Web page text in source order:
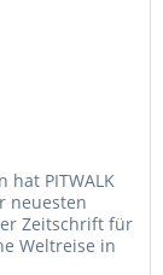
PITWALK
neuesten
Zeitschrift für
Weltreise in